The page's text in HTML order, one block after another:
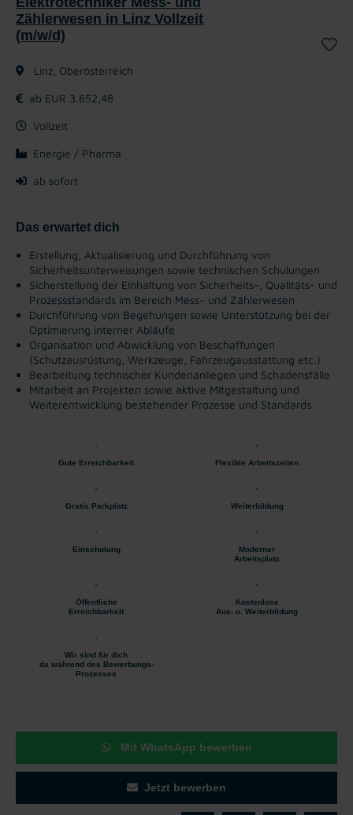
Zählerwesen in Linz Vollzeit
(m/w/d)
Linz, Oberösterreich
ab EUR 3.652,48
Vollzeit
Energie / Pharma
ab sofort
Das erwartet dich
Erstellung, Aktualisierung und Durchführung von
Sicherheitsunterweisungen sowie technischen Schulungen
Sicherstellung der Einhaltung von Sicherheits-, Qualitäts- und
Prozessstandards im Bereich Mess- und Zählerwesen
Durchführung von Begehungen sowie Unterstützung bei der
Optimierung interner Abläufe
Organisation und Abwicklung von Beschaffungen
(Schutzausrüstung, Werkzeuge, Fahrzeugausstattung etc.)
Bearbeitung technischer Kundenanliegen und Schadensfälle
Mitarbeit an Projekten sowie aktive Mitgestaltung und
Weiterentwicklung bestehender Prozesse und Standards
Gute Erreichbarkeit Flexible Arbeitszeiten
Gratis Parkplatz Weiterbildung
Einschulung
Moderner
Arbeitsplatz
Öffentliche
Erreichbarkeit
Kostenlose
Aus- u. Weiterbildung
Wir sind für dich
da während des Bewerbungs-
Prozesses
Mit WhatsApp bewerben
Jetzt bewerben